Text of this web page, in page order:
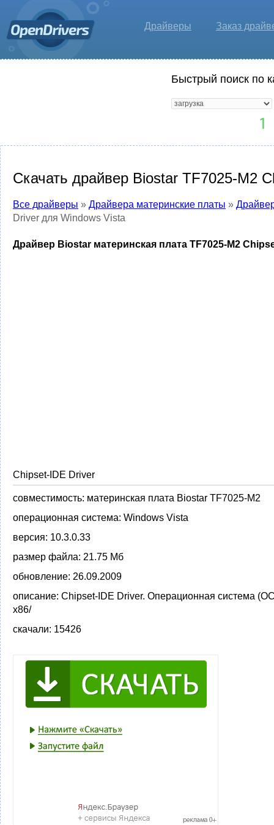
Драйверы Заказ
Быстрый поиск по
Скачать драйвер Biostar TF7025-M2
Все драйверы » Драйвера материнские платы »
Driver для Windows Vista
Драйвер Biostar материнская плата TF7025-M2
Chipset-IDE Driver
совместимость: материнская плата Biostar TF7025-M2
операционная система: Windows Vista
версия: 10.3.0.33
размер файла: 21.75 Мб
обновление: 26.09.2009
описание: Chipset-IDE Driver. Операционная система
x86/
скачали: 15426